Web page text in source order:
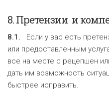
8.Претензии и
8.1.
Если у вас есть
или предоставленным
все на месте с рецепшен
дать им возможность
быстрее исправить.